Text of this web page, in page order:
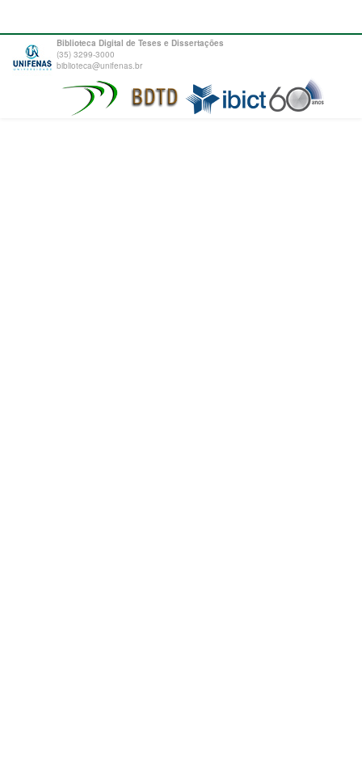
Biblioteca Digital de Teses e Dissertações
(35) 3299-3000
biblioteca@unifenas.br